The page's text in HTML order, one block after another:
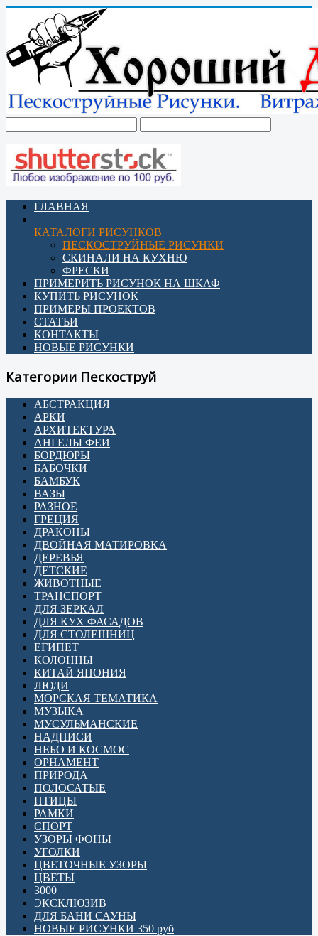
ГЛАВНАЯ
КАТАЛОГИ РИСУНКОВ
ПЕСКОСТРУЙНЫЕ РИСУНКИ
СКИНАЛИ НА КУХНЮ
ФРЕСКИ
ПРИМЕРИТЬ РИСУНОК НА ШКАФ
КУПИТЬ РИСУНОК
ПРИМЕРЫ ПРОЕКТОВ
СТАТЬИ
КОНТАКТЫ
НОВЫЕ РИСУНКИ
Категории Пескоструй
АБСТРАКЦИЯ
АРКИ
АРХИТЕКТУРА
АНГЕЛЫ ФЕИ
БОРДЮРЫ
БАБОЧКИ
БАМБУК
ВАЗЫ
РАЗНОЕ
ГРЕЦИЯ
ДРАКОНЫ
ДВОЙНАЯ МАТИРОВКА
ДЕРЕВЬЯ
ДЕТСКИЕ
ЖИВОТНЫЕ
ТРАНСПОРТ
ДЛЯ ЗЕРКАЛ
ДЛЯ КУХ ФАСАДОВ
ДЛЯ СТОЛЕШНИЦ
ЕГИПЕТ
КОЛОННЫ
КИТАЙ ЯПОНИЯ
ЛЮДИ
МОРСКАЯ ТЕМАТИКА
МУЗЫКА
МУСУЛЬМАНСКИЕ
НАДПИСИ
НЕБО И КОСМОС
ОРНАМЕНТ
ПРИРОДА
ПОЛОСАТЫЕ
ПТИЦЫ
РАМКИ
СПОРТ
УЗОРЫ ФОНЫ
УГОЛКИ
ЦВЕТОЧНЫЕ УЗОРЫ
ЦВЕТЫ
3000
ЭКСКЛЮЗИВ
ДЛЯ БАНИ САУНЫ
НОВЫЕ РИСУНКИ 350 руб